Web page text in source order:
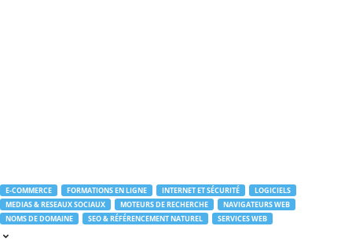
E-COMMERCE FORMATIONS EN LIGNE INTERNET ET SÉCURITÉ
LOGICIELS
MEDIAS & RESEAUX SOCIAUX
MOTEURS DE RECHERCHE
NAVIGATEURS WEB
NOMS DE DOMAINE
SEO & RÉFÉRENCEMENT NATUREL SERVICES WEB